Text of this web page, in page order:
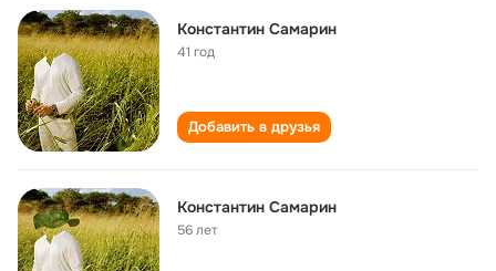
Константин Самарин
41 год
Добавить в друзья
Константин Самарин
56 лет